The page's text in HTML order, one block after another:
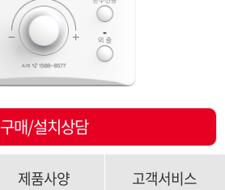
구매/설치상담
제품사양 고객서비스